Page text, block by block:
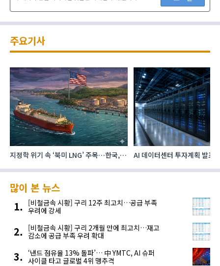
주요기사
지정학 위기 속 ‘북미 LNG’ 주목…한국,
AI 데이터센터 투자계획 발표,
많이 본 뉴스
[비철금속 시황] 구리 12주 최고치…공급 부족
우려에 강세
[비철금속 시황] 구리 2개월 만에 최고치…재고
감소에 공급 부족 우려 확대
‘낸드 점유율 13% 돌파’… 中 YMTC, AI 슈퍼
사이클 타고 글로벌 4위 맹추격